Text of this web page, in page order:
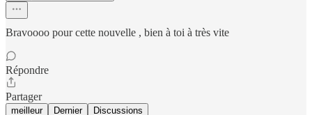
Bravoooo pour cette nouvelle , bien à toi à très vite
Répondre
Partager
meilleur Dernier Discussions